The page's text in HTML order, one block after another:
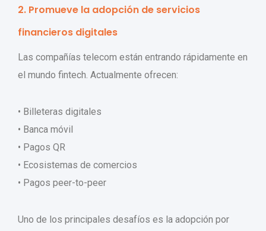
2. Promueve la adopción de servicios
financieros digitales
Las compañías telecom están entrando rápidamente en
el mundo fintech. Actualmente ofrecen:
• Billeteras digitales
• Banca móvil
• Pagos QR
• Ecosistemas de comercios
• Pagos peer-to-peer
Uno de los principales desafíos es la adopción por